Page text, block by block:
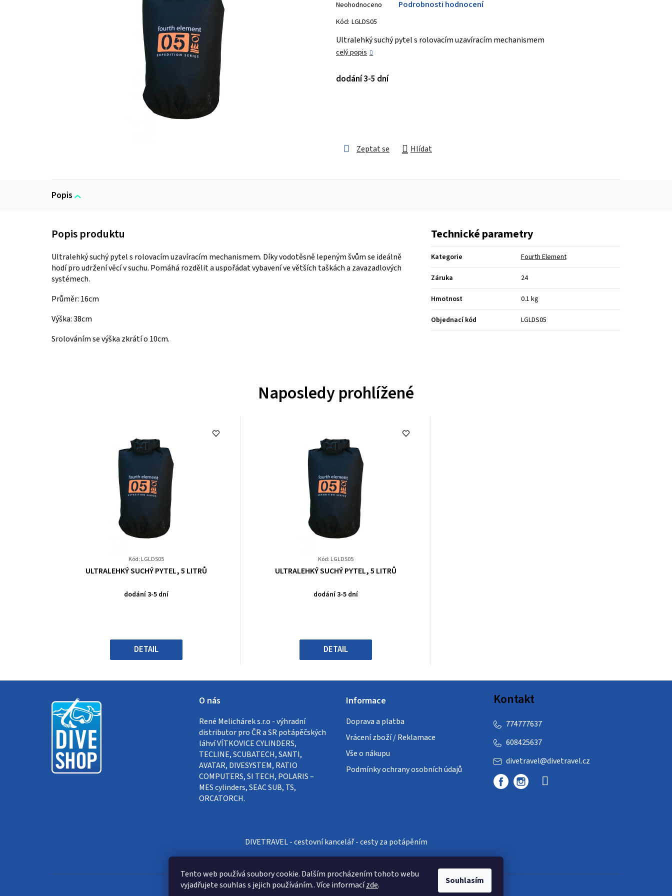
Tento web používá soubory cookie. Dalším procházením tohoto webu
vyjadřujete souhlas s jejich používáním.. Více informacízde. Souhlasím
hodnocení
produktu
0,0
z 5
Neohodnoceno Podrobnosti hodnocení
Kód: LGLDS05
Ultralehký suchý pytel s rolovacím uzavíracím mechanismem
celý popis
dodání 3-5 dní
Zeptat se Hlídat
Popis
Ultralehký suchý pytel s rolovacím uzavíracím mechanismem. Díky vodotěsně lepeným švům se ideálně
hodí pro udržení věcí v suchu. Pomáhá rozdělit a uspořádat vybavení ve větších taškách a zavazadlových
systémech.
Průměr: 16cm
Výška: 38cm
Srolováním se výška zkrátí o 10cm.
Technické parametry
Kategorie Fourth Element
Záruka 24
Hmotnost 0.1 kg
Objednací kód LGLDS05
Naposledy prohlížené
Kód: LGLDS05
Průměrné
produktu
hvězdiček.
ULTRALEHKÝ SUCHÝ PYTEL, 5 LITRŮ
dodání 3-5 dní
DETAIL
Kód: LGLDS05
Průměrné
produktu
hvězdiček.
ULTRALEHKÝ SUCHÝ PYTEL, 5 LITRŮ
dodání 3-5 dní
DETAIL
O nás
René Melichárek s.r.o - výhradní
distributor pro ČR a SR potápěčských
láhví VÍTKOVICE CYLINDERS,
TECLINE, SCUBATECH, SANTI,
AVATAR, DIVESYSTEM, RATIO
COMPUTERS, SI TECH, POLARIS –
MES cylinders, SEAC SUB, TS,
ORCATORCH.
Informace
Doprava a platba
Vrácení zboží / Reklamace
Vše o nákupu
Podmínky ochrany osobních údajů
Kontakt
divetravel@divetravel.cz
608425637
774777637
DIVETRAVEL - cestovní kancelář - cesty za potápěním